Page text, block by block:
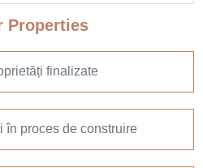
Properties
finalizate
în proces de construire